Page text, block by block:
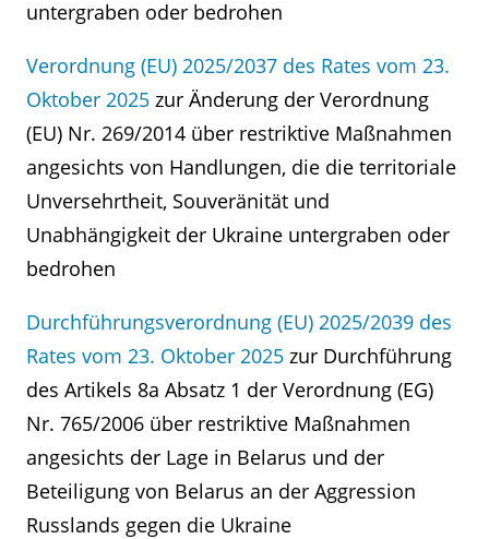
untergraben oder bedrohen
Verordnung (EU) 2025/2037 des Rates vom 23.
Oktober 2025 zur Änderung der Verordnung
(EU) Nr. 269/2014 über restriktive Maßnahmen
angesichts von Handlungen, die die territoriale
Unversehrtheit, Souveränität und
Unabhängigkeit der Ukraine untergraben oder
bedrohen
Durchführungsverordnung (EU) 2025/2039 des
Rates vom 23. Oktober 2025 zur Durchführung
des Artikels 8a Absatz 1 der Verordnung (EG)
Nr. 765/2006 über restriktive Maßnahmen
angesichts der Lage in Belarus und der
Beteiligung von Belarus an der Aggression
Russlands gegen die Ukraine